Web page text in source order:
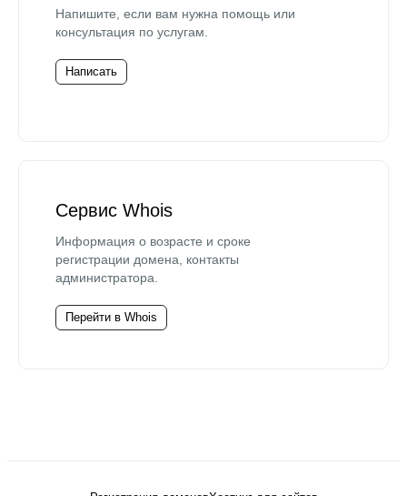
Напишите, если вам нужна помощь или
консультация по услугам.
Написать
Сервис Whois
Информация о возрасте и сроке
регистрации домена, контакты
администратора.
Перейти в Whois